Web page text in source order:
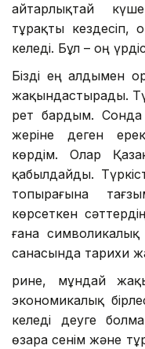
айтарлықтай
тұрақты кездесіп,
келеді. Бұл – оң
Бізді ең алдымен
жақындастырады.
рет бардым. Сонда
жеріне деген
көрдім. Олар
қабылдайды.
топырағына
көрсеткен
ғана
санасында тарихи
Әрине, мұндай
экономикалық
келеді деуге
өзара сенім және